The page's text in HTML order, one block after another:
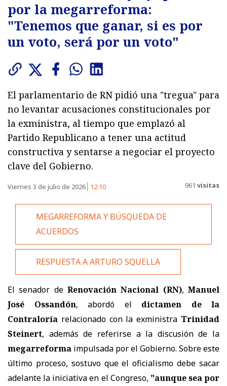
por la megarreforma:
"Tenemos que ganar, si es por
un voto, será por un voto"
El parlamentario de RN pidió una "tregua" para
no levantar acusaciones constitucionales por
la exministra, al tiempo que emplazó al
Partido Republicano a tener una actitud
constructiva y sentarse a negociar el proyecto
clave del Gobierno.
Viernes 3 de julio de 2026 12:10 961 visitas
MEGARREFORMA Y BÚSQUEDA DE
ACUERDOS
RESPUESTA A ARTURO SQUELLA
El senador de Renovación Nacional (RN),Manuel
José Ossandón, abordó el dictamen de la
Contraloría relacionado con la exministra Trinidad
Steinert, además de referirse a la discusión de la
megarreforma impulsada por el Gobierno. Sobre este
último proceso, sostuvo que el oficialismo debe sacar
adelante la iniciativa en el Congreso, "aunque sea por